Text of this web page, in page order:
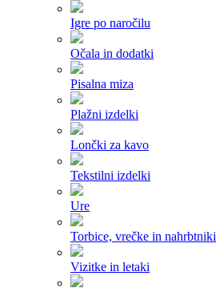
Igre po naročilu
Očala in dodatki
Pisalna miza
Plažni izdelki
Lončki za kavo
Tekstilni izdelki
Ure
Torbice, vrečke in nahrbtniki
Vizitke in letaki